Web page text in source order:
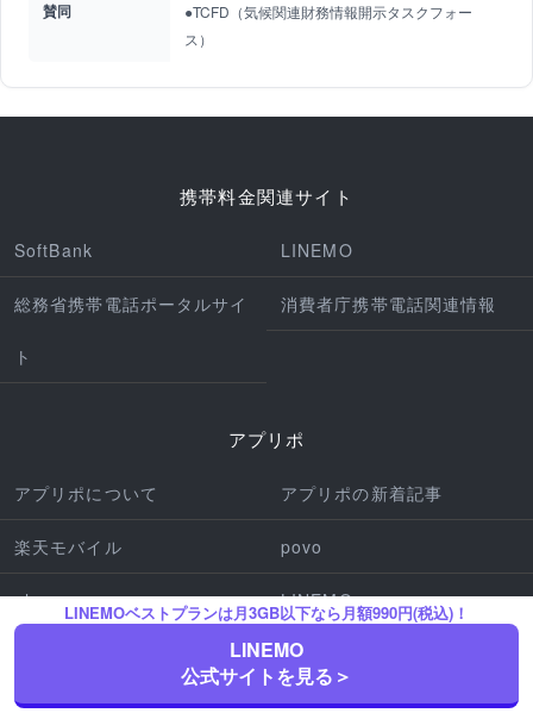
賛同
●TCFD（気候関連財務情報開示タスクフォー
ス）
携帯料金関連サイト
SoftBank LINEMO
総務省携帯電話ポータルサイ
ト
消費者庁携帯電話関連情報
アプリポ
アプリポについて アプリポの新着記事
楽天モバイル povo
ahamo LINEMO
Pixel機種
アプリの使い方 iPhone操作
LINEMOベストプランは月3GB以下なら月額990円(税込)！
LINEMO
公式サイトを見る＞